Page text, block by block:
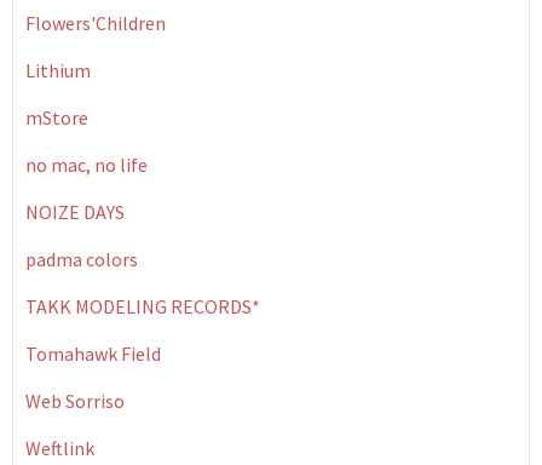
Flowers'Children
Lithium
mStore
no mac, no life
NOIZE DAYS
padma colors
TAKK MODELING RECORDS*
Tomahawk Field
Web Sorriso
Weftlink